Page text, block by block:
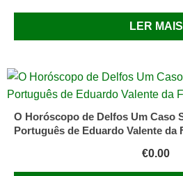
LER MAIS
O Horóscopo de Delfos Um Caso
Português de Eduardo Valente da
€0.00